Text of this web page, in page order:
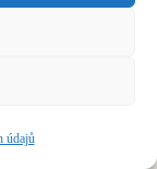
údajů
který